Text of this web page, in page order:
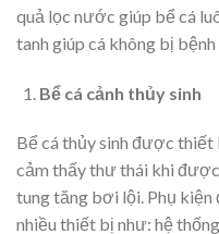
quả lọc nước giúp bể cá
tanh giúp cá không bị
Bể cá cảnh thủy sinh
Bể cá thủy sinh được
cảm thấy thư thái khi
tung tăng bơi lội. Phụ kiện
nhiều thiết bị như: hệ